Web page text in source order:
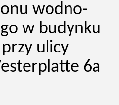
wodno-
w budynku
ulicy
6a